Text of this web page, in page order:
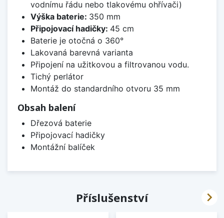
vodnímu řádu nebo tlakovému ohřívači)
Výška baterie: 350 mm
Připojovací hadičky: 45 cm
Baterie je otočná o 360°
Lakovaná barevná varianta
Připojení na užitkovou a filtrovanou vodu.
Tichý perlátor
Montáž do standardního otvoru 35 mm
Obsah balení
Dřezová baterie
Připojovací hadičky
Montážní balíček
Příslušenství 